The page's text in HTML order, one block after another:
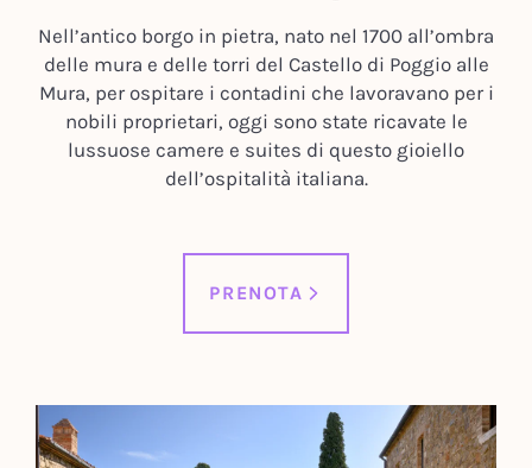
Nell’antico borgo in pietra, nato nel 1700 all’ombra
delle mura e delle torri del Castello di Poggio alle
Mura, per ospitare i contadini che lavoravano per i
nobili proprietari, oggi sono state ricavate le
lussuose camere e suites di questo gioiello
dell’ospitalità italiana.
PRENOTA